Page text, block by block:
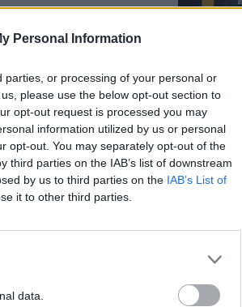
Personal Information
or processing of your personal or
please use the below opt-out section to
opt-out request is processed you may
information utilized by us or personal
opt-out. You may separately opt-out of the
parties on the IAB’s list of downstream
by us to third parties on the IAB’s List of
it to other third parties.
data.